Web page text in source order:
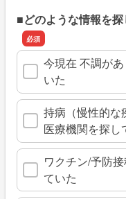
■どのような情報を探
今現在 不調が
いた
持病（慢性的な
医療機関を探し
ワクチン/予防
ていた